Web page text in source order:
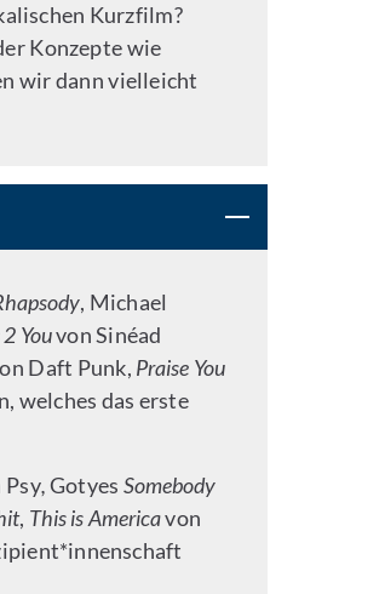
Kurzfilm?
Konzepte wie
wir dann vielleicht
, Michael
Youvon Sinéad
Daft Punk, Praise You
welches das erste
Psy,Gotyes Somebody
, This is Americavon